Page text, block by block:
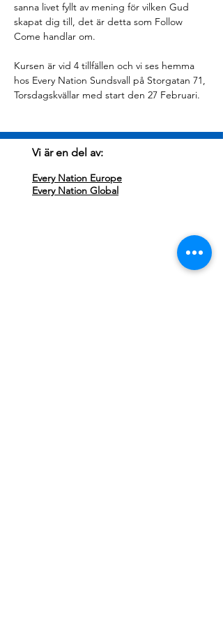
sanna livet fyllt av mening för vilken Gud
skapat dig till, det är detta som Follow
Come handlar om.
Kursen är vid 4 tillfällen och vi ses hemma
hos Every Nation Sundsvall på Storgatan 71,
Torsdagskvällar med start den 27 Februari.
Vi är en del av:
Every Nation Europe
Every Nation Global